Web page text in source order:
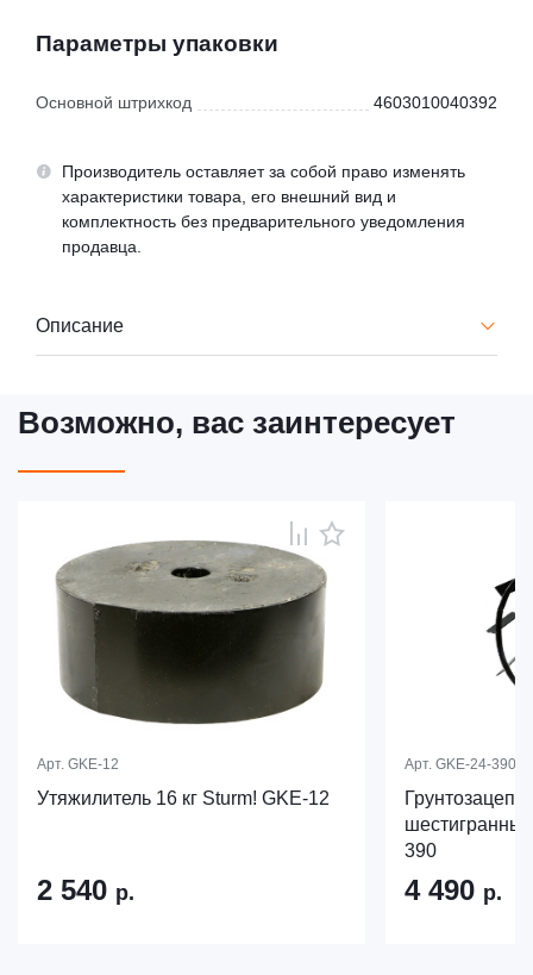
Параметры упаковки
Основной штрихкод 4603010040392
Производитель оставляет за собой право изменять
характеристики товара, его внешний вид и
комплектность без предварительного уведомления
продавца.
Описание
Возможно, вас заинтересует
Арт. GKE-12
Утяжилитель 16 кг Sturm! GKE-12
2 540 р.
Арт. GKE-24-390
390
4 490 р.